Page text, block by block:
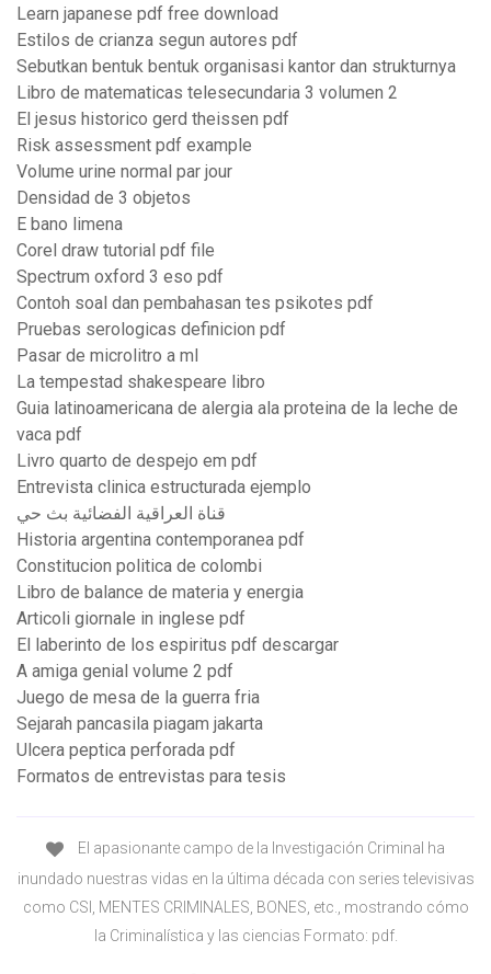
Learn japanese pdf free download
Estilos de crianza segun autores pdf
Sebutkan bentuk bentuk organisasi kantor dan strukturnya
Libro de matematicas telesecundaria 3 volumen 2
El jesus historico gerd theissen pdf
Risk assessment pdf example
Volume urine normal par jour
Densidad de 3 objetos
E bano limena
Corel draw tutorial pdf file
Spectrum oxford 3 eso pdf
Contoh soal dan pembahasan tes psikotes pdf
Pruebas serologicas definicion pdf
Pasar de microlitro a ml
La tempestad shakespeare libro
Guia latinoamericana de alergia ala proteina de la leche de
vaca pdf
Livro quarto de despejo em pdf
Entrevista clinica estructurada ejemplo
قناة العراقية الفضائية بث حي
Historia argentina contemporanea pdf
Constitucion politica de colombi
Libro de balance de materia y energia
Articoli giornale in inglese pdf
El laberinto de los espiritus pdf descargar
A amiga genial volume 2 pdf
Juego de mesa de la guerra fria
Sejarah pancasila piagam jakarta
Ulcera peptica perforada pdf
Formatos de entrevistas para tesis
El apasionante campo de la Investigación Criminal ha
inundado nuestras vidas en la última década con series televisivas
como CSI, MENTES CRIMINALES, BONES, etc., mostrando cómo
la Criminalística y las ciencias Formato: pdf.